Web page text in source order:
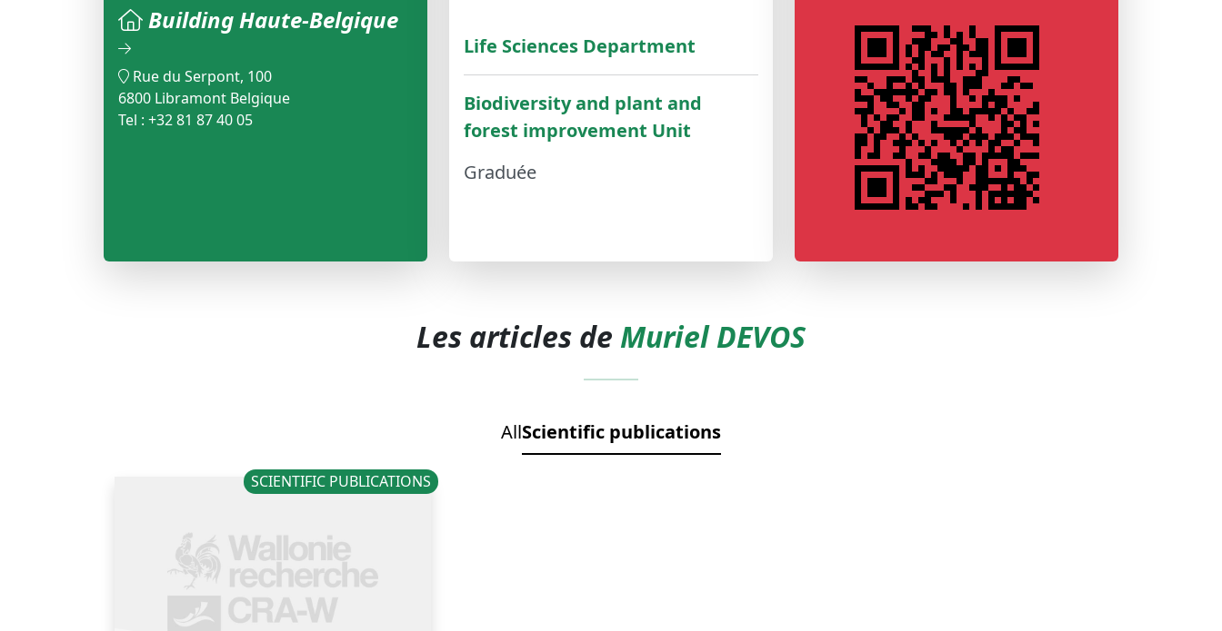
Building Haute-Belgique
Rue du Serpont, 100
6800 Libramont Belgique
Tel : +32 81 87 40 05
Life Sciences Department
Biodiversity and plant and
forest improvement Unit
Graduée
Les articles de Muriel DEVOS
AllScientific publications
SCIENTIFIC PUBLICATIONS